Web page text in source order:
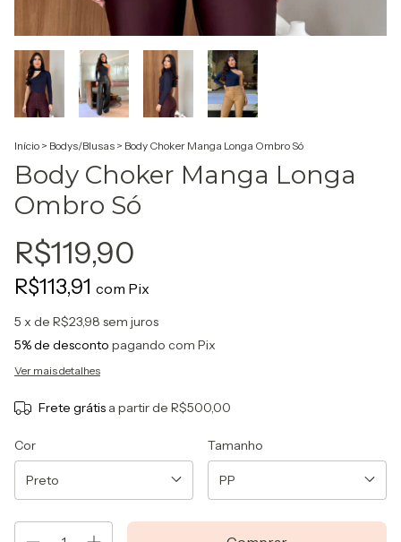
Início > Bodys/Blusas > Body Choker Manga Longa Ombro Só
Body Choker Manga Longa
Ombro Só
R$119,90
R$113,91 com Pix
5 x de R$23,98 sem juros
5% de desconto pagando com Pix
Ver mais detalhes
Frete grátis a partir de R$500,00
Cor Tamanho